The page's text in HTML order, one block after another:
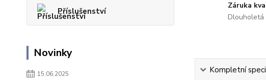
Příslušenství
Novinky
15.06.2025
Záruka
Dlouholetá
Kompletní